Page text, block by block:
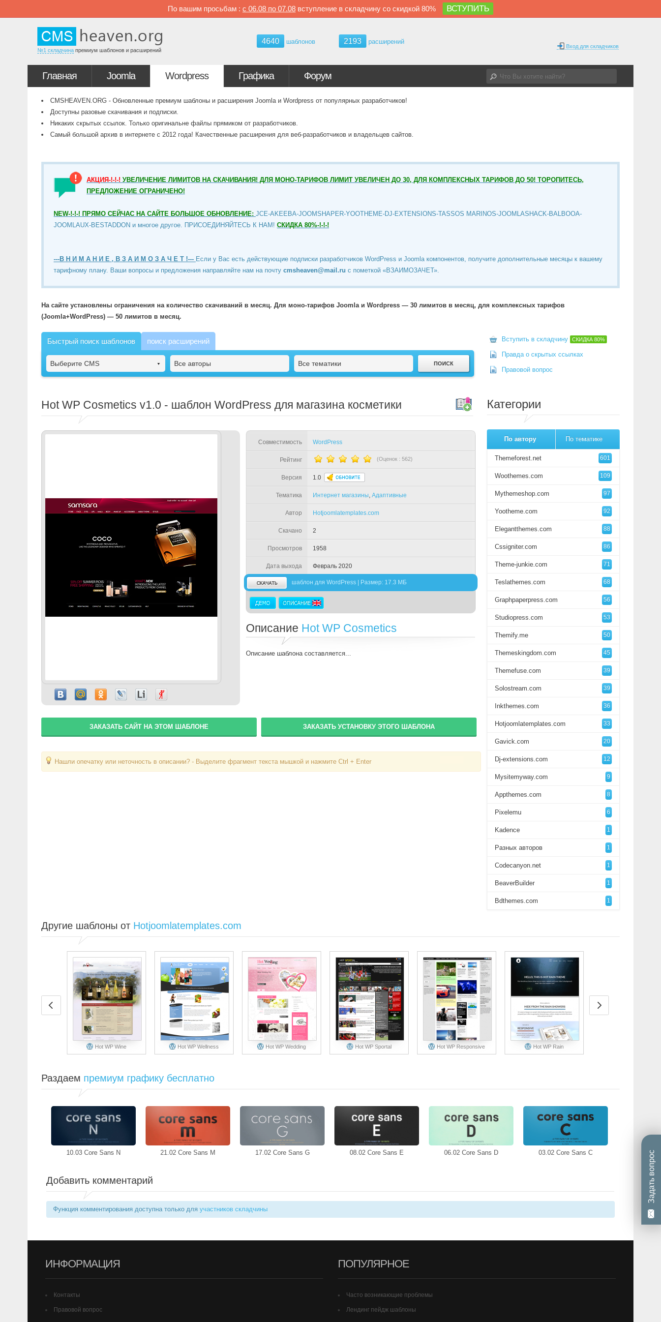
По вашим просьбам : с 06.08 по 07.08 вступление в складчину со скидкой 80% ВСТУПИТЬ
№1 складчина премиум шаблонов и расширений
4640 шаблонов 2193 расширений
Вход для складчиков
Главная Joomla Wordpress Графика Форум
CMSHEAVEN.ORG - Обновленные премиум шаблоны и расширения Joomla и Wordpress от популярных разработчиков!
Доступны разовые скачивания и подписки.
Никаких скрытых ссылок. Только оригинальне файлы прямиком от разработчиков.
Самый большой архив в интернете с 2012 года! Качественные расширения для веб-разработчиков и владельцев сайтов.
АКЦИЯ-!-!-! УВЕЛИЧЕНИЕ ЛИМИТОВ НА СКАЧИВАНИЯ! ДЛЯ МОНО-ТАРИФОВ ЛИМИТ УВЕЛИЧЕН ДО 30, ДЛЯ КОМПЛЕКСНЫХ ТАРИФОВ ДО 50! ТОРОПИТЕСЬ,
ПРЕДЛОЖЕНИЕ ОГРАНИЧЕНО!
NEW-!-!-! ПРЯМО СЕЙЧАС НА САЙТЕ БОЛЬШОЕ ОБНОВЛЕНИЕ: JCE-AKEEBA-JOOMSHAPER-YOOTHEME-DJ-EXTENSIONS-TASSOS MARINOS-JOOMLASHACK-BALBOOA-
JOOMLAUX-BESTADDON и многое другое. ПРИСОЕДИНЯЙТЕСЬ К НАМ! СКИДКА 80%-!-!-!
---В Н И М А Н И Е , В З А И М О З А Ч Е Т !--- Если у Вас есть действующие подписки разработчиков WordPress и Joomla компонентов, получите дополнительные месяцы к вашему
тарифному плану. Ваши вопросы и предложения направляйте нам на почту cmsheaven@mail.ru c пометкой «ВЗАИМОЗАЧЕТ».
На сайте установлены ограничения на количество скачиваний в месяц. Для моно-тарифов Joomla и Wordpress — 30 лимитов в месяц, для комплексных тарифов
(Joomla+WordPress) — 50 лимитов в месяц.
Быстрый поиск шаблонов поиск расширений
Выберите CMS Все авторы Все тематики
Hot WP Cosmetics v1.0 - шаблон WordPress для магазина косметики
Совместимость WordPress
Рейтинг (Оценок : 562)
Версия 1.0
Тематика Интернет магазины, Адаптивные
Автор Hotjoomlatemplates.com
Скачано 2
Просмотров 1958
Дата выхода Февраль 2020
шаблон для WordPress | Размер: 17.3 МБ
Описание Hot WP Cosmetics
Описание шаблона составляется...
ЗАКАЗАТЬ САЙТ НА ЭТОМ ШАБЛОНЕ ЗАКАЗАТЬ УСТАНОВКУ ЭТОГО ШАБЛОНА
Нашли опечатку или неточность в описании? - Выделите фрагмент текста мышкой и нажмите Ctrl + Enter
Вступить в складчину СКИДКА 80%
Правда о скрытых ссылках
Правовой вопрос
Категории
По автору По тематике
Themeforest.net 601
Woothemes.com 109
Mythemeshop.com 97
Yootheme.com 92
Elegantthemes.com 88
Cssigniter.com 86
Theme-junkie.com 71
Teslathemes.com 68
Graphpaperpress.com 56
Studiopress.com 53
Themify.me 50
Themeskingdom.com 45
Themefuse.com 39
Solostream.com 39
Inkthemes.com 36
Hotjoomlatemplates.com 33
Gavick.com 20
Dj-extensions.com 12
Mysitemyway.com 9
Appthemes.com 8
Pixelemu 6
Kadence 1
Разных авторов 1
Codecanyon.net 1
BeaverBuilder 1
Bdthemes.com 1
Другие шаблоны от Hotjoomlatemplates.com
Hot WP Wine Hot WP Wellness Hot WP Wedding Hot WP Sportal Hot WP Responsive Hot WP Rain
Раздаем премиум графику бесплатно
10.03 Core Sans N 21.02 Core Sans M 17.02 Core Sans G 08.02 Core Sans E 06.02 Core Sans D 03.02 Core Sans C
Добавить комментарий
Функция комментирования доступна только для участников складчины
ИНФОРМАЦИЯ
Контакты
Правовой вопрос
ПОПУЛЯРНОЕ
Часто возникающие проблемы
Лендинг пейдж шаблоны
Задать вопрос
Вход
Логин